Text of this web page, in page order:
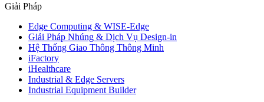
Giải Pháp
Edge Computing & WISE-Edge
Giải Pháp Nhúng & Dịch Vụ Design-in
Hệ Thống Giao Thông Thông Minh
iFactory
iHealthcare
Industrial & Edge Servers
Industrial Equipment Builder